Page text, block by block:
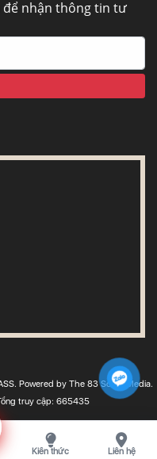
để nhận thông tin tư
Powered by The 83 Social Media.
truy cập: 665435
Kiến thức Liên hệ